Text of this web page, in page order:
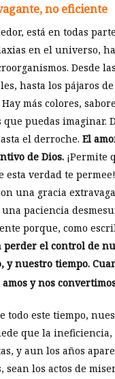
no eficiente
está en todas
en el universo,
Desde
hasta los pájaros
más colores,
puedas imaginar.
el derroche. El
de Dios.¡Permite
esta verdad te
una gracia
paciencia
porque, como
perder el control de
nuestro tiempo.
y nos
todo este tiempo,
que la ineficiencia,
y aun los años
sean los actos de